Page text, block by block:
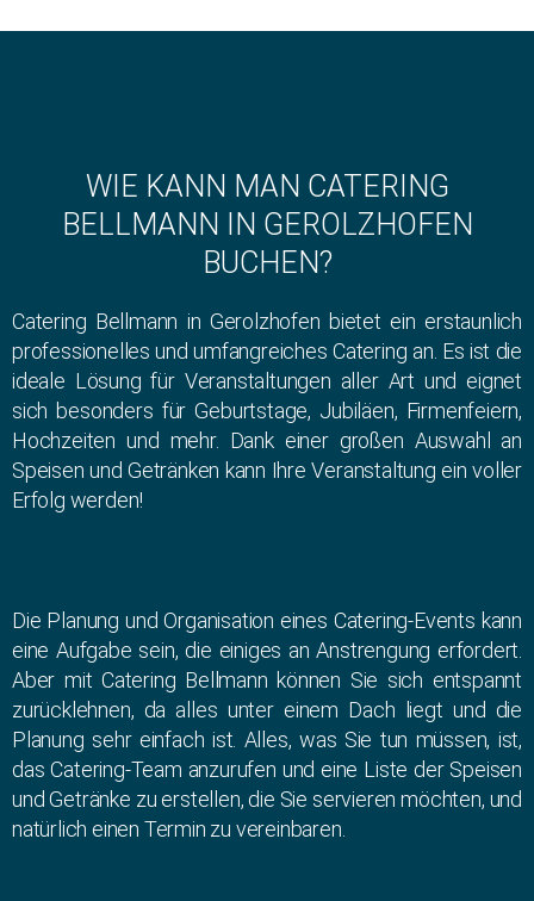
WIE KANN MAN CATERING
BELLMANN IN GEROLZHOFEN
BUCHEN?
Catering Bellmann in Gerolzhofen bietet ein erstaunlich
professionelles und umfangreiches Catering an. Es ist die
ideale Lösung für Veranstaltungen aller Art und eignet
sich besonders für Geburtstage, Jubiläen, Firmenfeiern,
Hochzeiten und mehr. Dank einer großen Auswahl an
Speisen und Getränken kann Ihre Veranstaltung ein voller
Erfolg werden!
Die Planung und Organisation eines Catering-Events kann
eine Aufgabe sein, die einiges an Anstrengung erfordert.
Aber mit Catering Bellmann können Sie sich entspannt
zurücklehnen, da alles unter einem Dach liegt und die
Planung sehr einfach ist. Alles, was Sie tun müssen, ist,
das Catering-Team anzurufen und eine Liste der Speisen
und Getränke zu erstellen, die Sie servieren möchten, und
natürlich einen Termin zu vereinbaren.